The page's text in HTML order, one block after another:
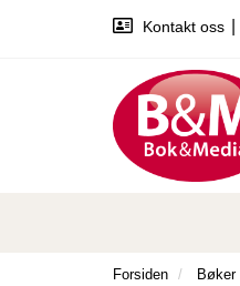
Kontakt oss
Forsiden Bøker